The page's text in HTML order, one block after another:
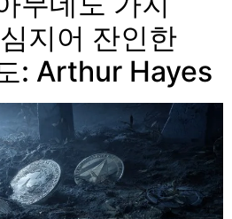
지어 잔인한
: Arthur Hayes